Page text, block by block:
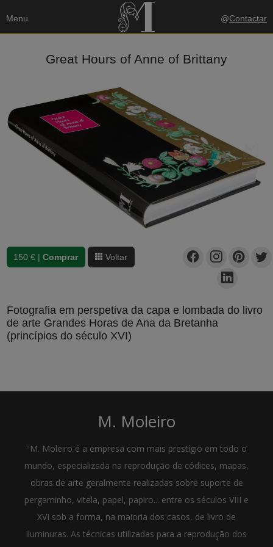
Menu @Contactar
Great Hours of Anne of Brittany
150 € | Comprar Voltar
Fotografia em perspetiva da capa e lombada do livro
de arte Grandes Horas de Ana da Bretanha
(princípios do século XVI)
M. Moleiro
"M. Moleiro é a empresa com mais prestígio em todo o
mundo, especializada na reprodução de códices, mapas,
obras de arte geralmente realizadas sobre suporte de
pergaminho, vitela, papel, papiro... entre os séculos VIII e
XVI sob a forma, na maioria dos casos, de livro de
iluminuras. As técnicas utilizadas para a reprodução dos